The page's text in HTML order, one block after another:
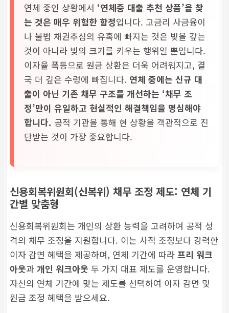
연체 중인 상황에서 ‘연체중 대출 추천 상품’을 찾
는 것은 매우 위험한 함정입니다. 고금리 사금융이
나 불법 채권추심의 유혹에 빠지는 것은 빚을 갚는
것이 아니라 빚의 크기를 키우는 행위일 뿐입니다.
이자율 폭등으로 원금 상환은 더욱 어려워지고, 결
국 더 깊은 수렁에 빠집니다. 연체 중에는 신규 대
출이 아닌 기존 채무 구조를 개선하는 ‘채무 조
정’만이 유일하고 현실적인 해결책임을 명심해야
합니다. 공적 기관을 통해 현 상황을 객관적으로 진
단받는 것이 가장 중요합니다.
신용회복위원회(신복위) 채무 조정 제도: 연체 기
간별 맞춤형
신용회복위원회는 개인의 상환 능력을 고려하여 공적 성
격의 채무 조정을 지원합니다. 이는 사적 조정보다 강력한
이자 감면 혜택을 제공하며, 연체 기간에 따라 프리 워크
아웃과 개인 워크아웃 두 가지 대표 제도를 운영합니다.
자신의 연체 기간에 맞는 제도를 선택하여 이자 감면 및
원금 조정 혜택을 받으세요.